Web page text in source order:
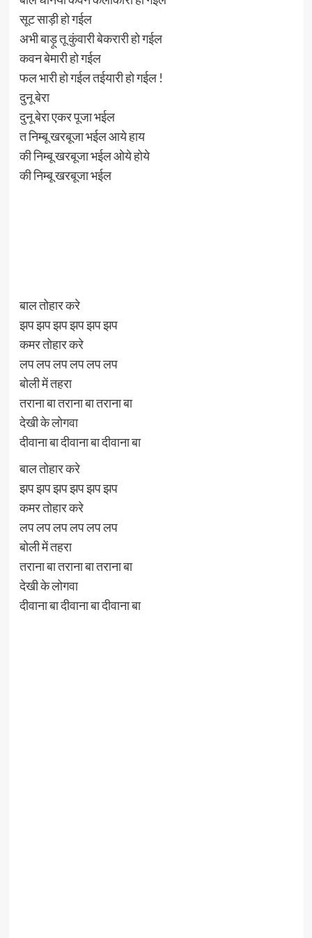
सूट साड़ी हो गईल
अभी बाड़ू तू कुंवारी बेकरारी हो गईल
कवन बेमारी हो गईल
फल भारी हो गईल तईयारी हो गईल !
दुनू बेरा
दुनू बेरा एकर पूजा भईल
त निम्बू खरबूजा भईल आये हाय
की निम्बू खरबूजा भईल ओये होये
की निम्बू खरबूजा भईल
बाल तोहार करे
झप झप झप झप झप झप
कमर तोहार करे
लप लप लप लप लप लप
बोली में तहरा
तराना बा तराना बा तराना बा
देखी के लोगवा
दीवाना बा दीवाना बा दीवाना बा
बाल तोहार करे
झप झप झप झप झप झप
कमर तोहार करे
लप लप लप लप लप लप
बोली में तहरा
तराना बा तराना बा तराना बा
देखी के लोगवा
दीवाना बा दीवाना बा दीवाना बा